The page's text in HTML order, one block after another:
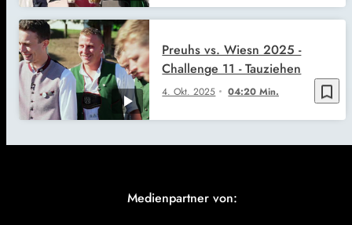
bookmark_border
4. Okt. 2025 04:20 Min.
Preuhs vs. Wiesn 2025 -
Challenge 11 - Tauziehen
Medienpartner von: